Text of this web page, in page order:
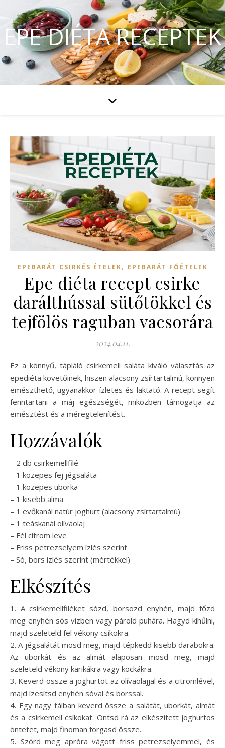
EPE DIÉTA RECEPTEK
EPEBARÁT CSIRKÉS ÉTELEK, EPEBARÁT FŐÉTELEK
Epe diéta recept csirke
darálthússal sütőtökkel és
tejfölös raguban vacsorára
2024.04.11.
Ez a könnyű, tápláló csirkemell saláta kiváló választás az
epediéta követőinek, hiszen alacsony zsírtartalmú, könnyen
emészthető, ugyanakkor ízletes és laktató. A recept segít
fenntartani a máj egészségét, miközben támogatja az
emésztést és a méregtelenítést.
Hozzávalók
– 2 db csirkemellfilé
– 1 közepes fej jégsaláta
– 1 közepes uborka
– 1 kisebb alma
– 1 evőkanál natúr joghurt (alacsony zsírtartalmú)
– 1 teáskanál olívaolaj
– Fél citrom leve
– Friss petrezselyem ízlés szerint
– Só, bors ízlés szerint (mértékkel)
Elkészítés
1. A csirkemellfiléket sózd, borsozd enyhén, majd főzd
meg enyhén sós vízben vagy párold puhára. Hagyd kihűlni,
majd szeleteld fel vékony csíkokra.
2. A jégsalátát mosd meg, majd tépkedd kisebb darabokra.
Az uborkát és az almát alaposan mosd meg, majd
szeleteld vékony karikákra vagy kockákra.
3. Keverd össze a joghurtot az olívaolajjal és a citromlével,
majd ízesítsd enyhén sóval és borssal.
4. Egy nagy tálban keverd össze a salátát, uborkát, almát
és a csirkemell csíkokat. Öntsd rá az elkészített joghurtos
öntetet, majd finoman forgasd össze.
5. Szórd meg apróra vágott friss petrezselyemmel, és